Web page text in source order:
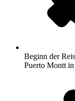
Beginn der
Puerto Montt